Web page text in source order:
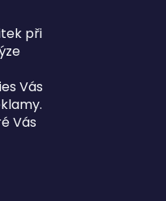
při
Vás
Vás
zboží ve 30 denní